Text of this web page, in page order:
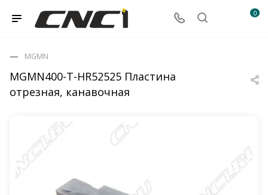
0
MGMN400-T-HR52525 Пластина
отрезная, канавочная
MGMN